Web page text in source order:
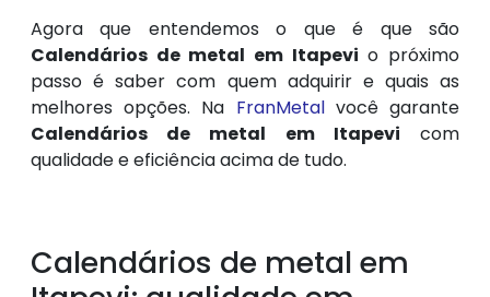
Agora que entendemos o que é que são
Calendários de metal em Itapevi o próximo
passo é saber com quem adquirir e quais as
melhores opções. Na FranMetalvocê garante
Calendários de metal em Itapevi com
qualidade e eficiência acima de tudo.
Calendários de metal em